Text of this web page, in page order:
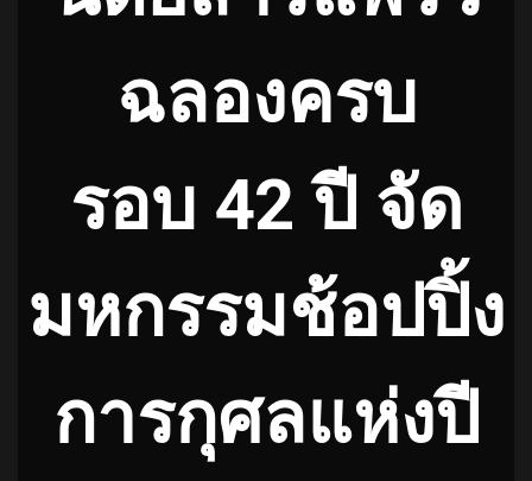
ฉลองครบ
รอบ 42ปี จัด
มหกรรมช้อปปิ้ง
การกุศลแห่งปี